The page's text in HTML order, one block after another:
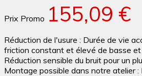
Prix Promo 155,09 €
Réduction de l'usure : Durée de vie
friction constant et élevé de basse
Réduction sensible du bruit pour un
Montage possible dans notre atelier :